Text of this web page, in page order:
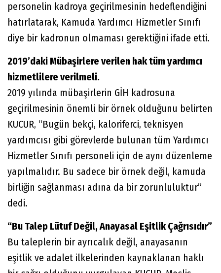
personelin kadroya geçirilmesinin hedeflendiğini
hatırlatarak, Kamuda Yardımcı Hizmetler Sınıfı
diye bir kadronun olmaması gerektiğini ifade etti.
2019’daki Mübaşirlere verilen hak tüm yardımcı
hizmetlilere verilmeli.
2019 yılında mübaşirlerin GİH kadrosuna
geçirilmesinin önemli bir örnek olduğunu belirten
KUCUR, “Bugün bekçi, kaloriferci, teknisyen
yardımcısı gibi görevlerde bulunan tüm Yardımcı
Hizmetler Sınıfı personeli için de aynı düzenleme
yapılmalıdır. Bu sadece bir örnek değil, kamuda
birliğin sağlanması adına da bir zorunluluktur”
dedi.
“Bu Talep Lütuf Değil, Anayasal Eşitlik Çağrısıdır”
Bu taleplerin bir ayrıcalık değil, anayasanın
eşitlik ve adalet ilkelerinden kaynaklanan haklı